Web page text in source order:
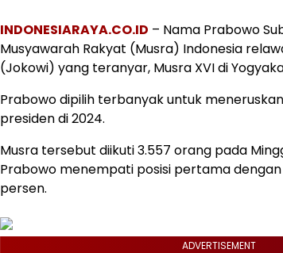
INDONESIARAYA.CO.ID – Nama Prabowo
Musyawarah Rakyat (Musra) Indonesia
(Jokowi) yang teranyar, Musra XVI di
Prabowo dipilih terbanyak untuk
presiden di 2024.
Musra tersebut diikuti 3.557 orang pada
Prabowo menempati posisi pertama dengan
persen.
ADVERTISEMENT